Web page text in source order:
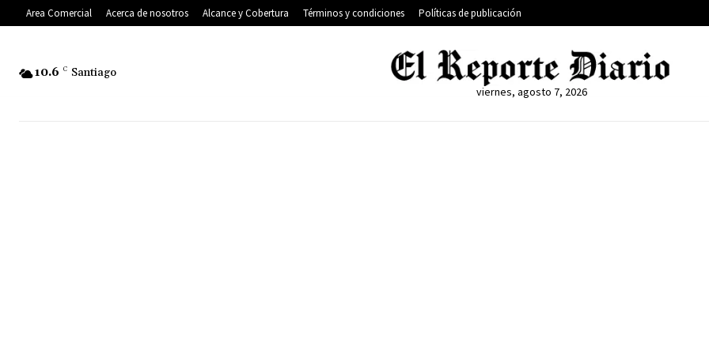
Area Comercial Acerca de nosotros Alcance y Cobertura Términos y condiciones Políticas de publicación
10.6 C Santiago
viernes, agosto 7, 2026